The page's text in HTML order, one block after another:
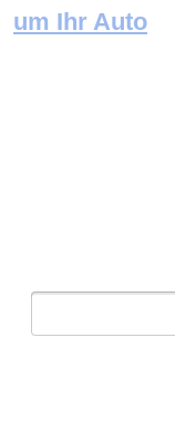
um Ihr Auto